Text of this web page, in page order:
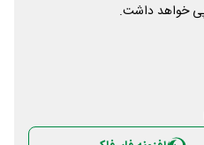
پی خواهد داشت.